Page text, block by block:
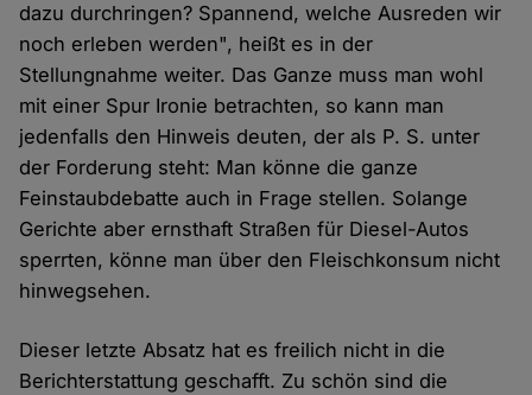
dazu durchringen? Spannend, welche Ausreden wir
noch erleben werden", heißt es in der
Stellungnahme weiter. Das Ganze muss man wohl
mit einer Spur Ironie betrachten, so kann man
jedenfalls den Hinweis deuten, der als P. S. unter
der Forderung steht: Man könne die ganze
Feinstaubdebatte auch in Frage stellen. Solange
Gerichte aber ernsthaft Straßen für Diesel-Autos
sperrten, könne man über den Fleischkonsum nicht
hinwegsehen.
Dieser letzte Absatz hat es freilich nicht in die
Berichterstattung geschafft. Zu schön sind die